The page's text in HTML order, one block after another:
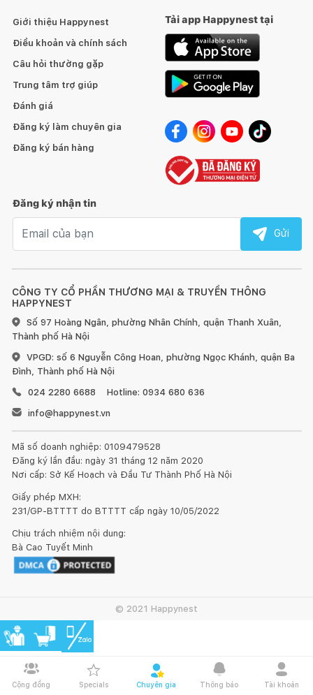
Cộng đồng Specials Chuyên gia Thông báo Tài khoản
CÔNG TY CỔ PHẦN THƯƠNG MẠI & TRUYỀN THÔNG
HAPPYNEST
Số 97 Hoàng Ngân, phường Nhân Chính, quận Thanh Xuân,
Thành phố Hà Nội
VPGD: số 6 Nguyễn Công Hoan, phường Ngọc Khánh, quận Ba
Đình, Thành phố Hà Nội
024 2280 6688
Hotline: 0934 680 636
info@happynest.vn
Mã số doanh nghiệp: 0109479528
Đăng ký lần đầu: ngày 31 tháng 12 năm 2020
Nơi cấp: Sở Kế Hoạch và Đầu Tư Thành Phố Hà Nội
Giấy phép MXH:
231/GP-BTTTT do BTTTT cấp ngày 10/05/2022
Chịu trách nhiệm nội dung:
Bà Cao Tuyết Minh
Giới thiệu Happynest
Điều khoản và chính sách
Câu hỏi thường gặp
Trung tâm trợ giúp
Đánh giá
Đăng ký làm chuyên gia
Đăng ký bán hàng
Tải app Happynest tại
Đăng ký nhận tin
Gửi
© 2021 Happynest